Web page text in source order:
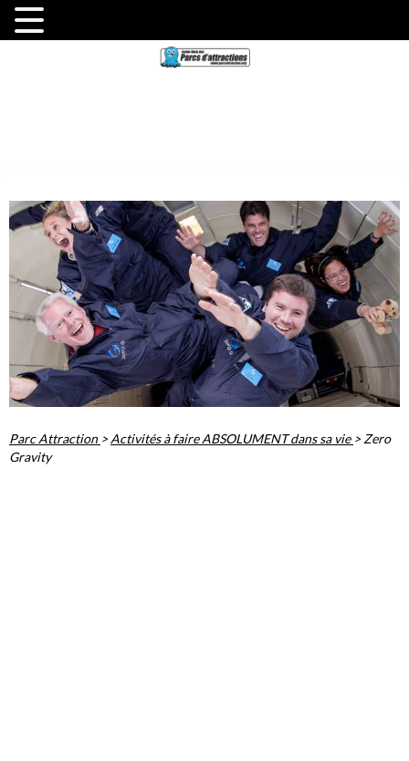
Parc Attraction >Activités à faire ABSOLUMENT dans sa vie >Zero
Gravity